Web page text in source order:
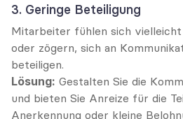
3. Geringe Beteiligung
Mitarbeiter fühlen sich
oder zögern, sich an
beteiligen.
Lösung: Gestalten Sie die
und bieten Sie Anreize für die
Anerkennung oder kleine